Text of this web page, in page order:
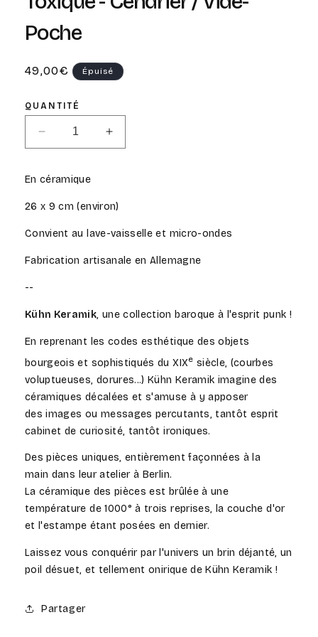
fenêtre
Poche
Prix
49,00€ Épuisé
QUANTITÉ
Réduire
la
de
-
Cendrier
Vide-
Augmenter
la
-
Cendrier
Vide-
En céramique
26 x 9 cm (environ)
Convient au lave-vaisselle et micro-ondes
Fabrication artisanale en Allemagne
--
Kühn Keramik, une collection baroque à l'esprit punk !
En reprenant les codes esthétique des objets
bourgeois et sophistiqués du XIXe siècle, (courbes
voluptueuses, dorures...) Kühn Keramik imagine des
céramiques décalées et s'amuse à y apposer
des images ou messages percutants, tantôt esprit
cabinet de curiosité, tantôt ironiques.
Des pièces uniques, entièrement façonnées à la
main dans leur atelier à Berlin.
La céramique des pièces est brûlée à une
température de 1000° à trois reprises, la couche d'or
et l'estampe étant posées en dernier.
Laissez vous conquérir par l'univers un brin déjanté, un
poil désuet, et tellement onirique de Kühn Keramik !
Partager